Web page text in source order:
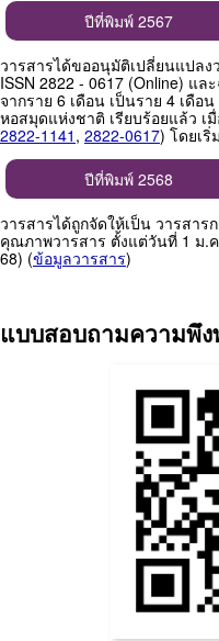
ปีที่พิมพ์ 2567
วารสารได้ขออนุมัติเปลี่ยนแปล
ISSN 2822 - 0617 (Online) แ
จากราย 6 เดือน เป็นราย 4 เดื
หอสมุดแห่งชาติ เรียบร้อยแล้ว เ
2822-1141 , 2822-0617) โดยเ
ปีที่พิมพ์ 2568
วารสารได้ถูกจัดให้เป็น วารสา
คุณภาพวารสาร ตั้งแต่วันที่ 1 ม.
68) (ข้อมูลวารสาร)
แบบสอบถามความพึง